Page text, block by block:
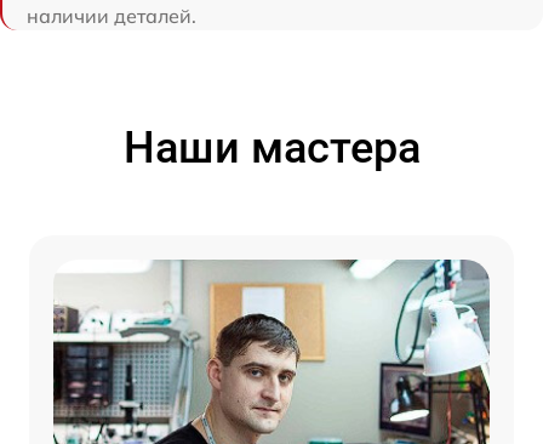
наличии деталей.
Наши мастера